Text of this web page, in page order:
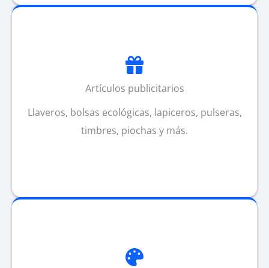
Artículos publicitarios
Llaveros, bolsas ecológicas, lapiceros, pulseras,
timbres, piochas y más.